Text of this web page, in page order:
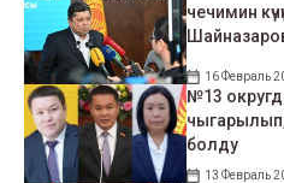
чечимин
16 Февраль
№13
чыгарылып,
болду
13 Февраль